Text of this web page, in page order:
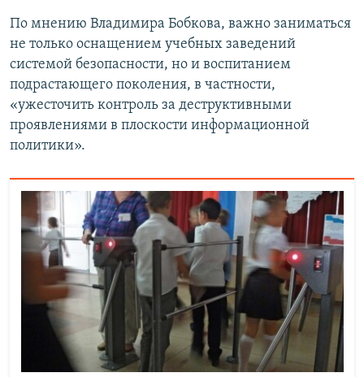
По мнению Владимира Бобкова, важно заниматься
не только оснащением учебных заведений
системой безопасности, но и воспитанием
подрастающего поколения, в частности,
«ужесточить контроль за деструктивными
проявлениями в плоскости информационной
политики».